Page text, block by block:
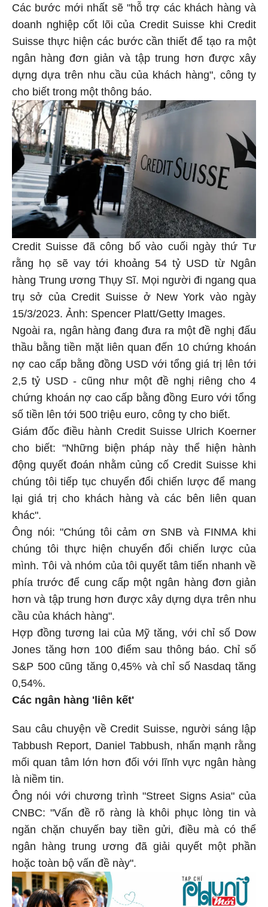
Các bước mới nhất sẽ "hỗ trợ các khách hàng và
doanh nghiệp cốt lõi của Credit Suisse khi Credit
Suisse thực hiện các bước cần thiết để tạo ra một
ngân hàng đơn giản và tập trung hơn được xây
dựng dựa trên nhu cầu của khách hàng", công ty
cho biết trong một thông báo.
Credit Suisse đã công bố vào cuối ngày thứ Tư
rằng họ sẽ vay tới khoảng 54 tỷ USD từ Ngân
hàng Trung ương Thụy Sĩ. Mọi người đi ngang qua
trụ sở của Credit Suisse ở New York vào ngày
15/3/2023. Ảnh: Spencer Platt/Getty Images.
Ngoài ra, ngân hàng đang đưa ra một đề nghị đấu
thầu bằng tiền mặt liên quan đến 10 chứng khoán
nợ cao cấp bằng đồng USD với tổng giá trị lên tới
2,5 tỷ USD -cũng như một đề nghị riêng cho 4
chứng khoán nợ cao cấp bằng đồng Euro với tổng
số tiền lên tới 500 triệu euro, công ty cho biết.
Giám đốc điều hành Credit Suisse Ulrich Koerner
cho biết: "Những biện pháp này thể hiện hành
động quyết đoán nhằm củng cố Credit Suisse khi
chúng tôi tiếp tục chuyển đổi chiến lược để mang
lại giá trị cho khách hàng và các bên liên quan
khác".
Ông nói: "Chúng tôi cảm ơn SNB và FINMA khi
chúng tôi thực hiện chuyển đổi chiến lược của
mình. Tôi và nhóm của tôi quyết tâm tiến nhanh về
phía trước để cung cấp một ngân hàng đơn giản
hơn và tập trung hơn được xây dựng dựa trên nhu
cầu của khách hàng".
Hợp đồng tương lai của Mỹ tăng, với chỉ số Dow
Jones tăng hơn 100 điểm sau thông báo. Chỉ số
S&P 500 cũng tăng 0,45% và chỉ số Nasdaq tăng
0,54%.
Các ngân hàng 'liên kết'
Sau câu chuyện về Credit Suisse, người sáng lập
Tabbush Report, Daniel Tabbush, nhấn mạnh rằng
mối quan tâm lớn hơn đối với lĩnh vực ngân hàng
là niềm tin.
Ông nói với chương trình "Street Signs Asia" của
CNBC: "Vấn đề rõ ràng là khôi phục lòng tin và
ngăn chặn chuyến bay tiền gửi, điều mà có thể
ngân hàng trung ương đã giải quyết một phần
hoặc toàn bộ vấn đề này".